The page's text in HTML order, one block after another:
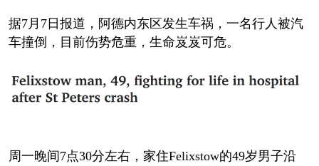
据7月7日报道，阿德内东区发生车祸，一名行人被汽
车撞倒，目前伤势危重，生命岌岌可危。
周一晚间7点30分左右，家住Felixstow的49岁男子沿